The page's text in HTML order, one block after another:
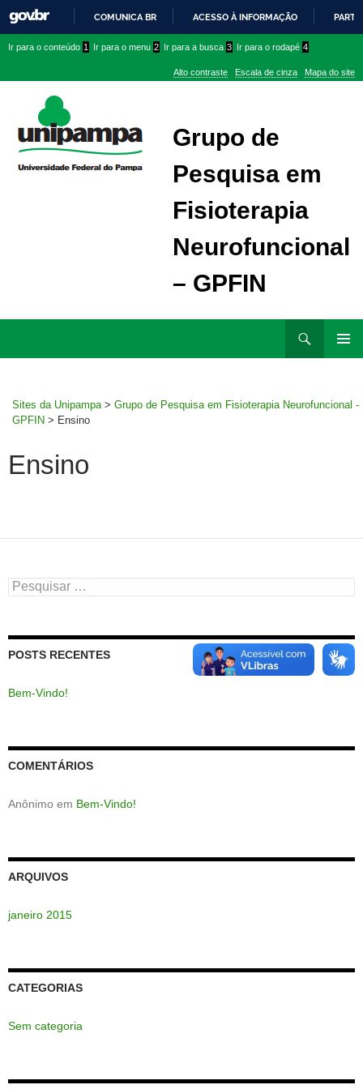
PARA
CONTEÚDO
COMUNICA BR ACESSO À INFORMAÇÃO
conteúdo
menu
superior
menu
Ir para o conteúdo 1 Ir para o menu 2 Ir para a busca 3 Ir para o rodapé 4
Alto contraste Escala de cinza Mapa do site
Grupo de
Pesquisa em
Fisioterapia
Neurofuncional
– GPFIN
Sites da Unipampa > Grupo de Pesquisa em Fisioterapia Neurofuncional -
GPFIN > Ensino
Ensino
Pesquisar
por:
POSTS RECENTES
Bem-Vindo!
COMENTÁRIOS
Anônimo em Bem-Vindo!
ARQUIVOS
janeiro 2015
CATEGORIAS
Sem categoria